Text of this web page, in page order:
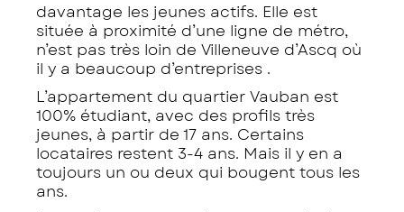
davantage les jeunes actifs. Elle est
située à proximité d’une ligne de métro,
n’est pas très loin de Villeneuve d’Ascq où
il y a beaucoup d’entreprises .
L’appartement du quartier Vauban est
100% étudiant, avec des profils très
jeunes, à partir de 17 ans. Certains
locataires restent 3-4 ans. Mais il y en a
toujours un ou deux qui bougent tous les
ans.